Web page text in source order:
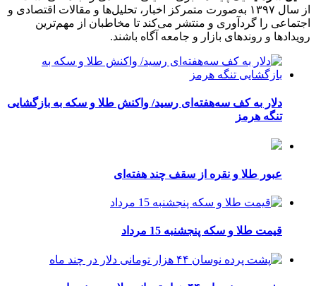
از سال ۱۳۹۷ به‌صورت متمرکز اخبار، تحلیل‌ها و مقالات اقتصادی و
اجتماعی را گردآوری و منتشر می‌کند تا مخاطبان از مهم‌ترین
رویدادها و روندهای بازار و جامعه آگاه باشند.
دلار به کف سه‌هفته‌ای رسید/ واکنش طلا و سکه به بازگشایی
تنگه هرمز
عبور طلا و نقره از سقف چند هفته‌ای
قیمت طلا و سکه پنجشنبه 15 مرداد